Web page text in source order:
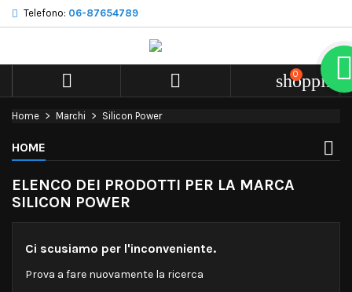
Telefono: 06-87654789
  0
Home Marchi Silicon Power
HOME
ELENCO DEI PRODOTTI PER LA MARCA
SILICON POWER
Ci scusiamo per l'inconveniente.
Prova a fare nuovamente la ricerca